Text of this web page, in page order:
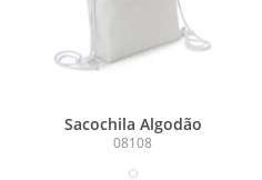
Sacochila Algodão
08108